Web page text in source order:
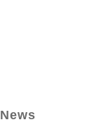
News